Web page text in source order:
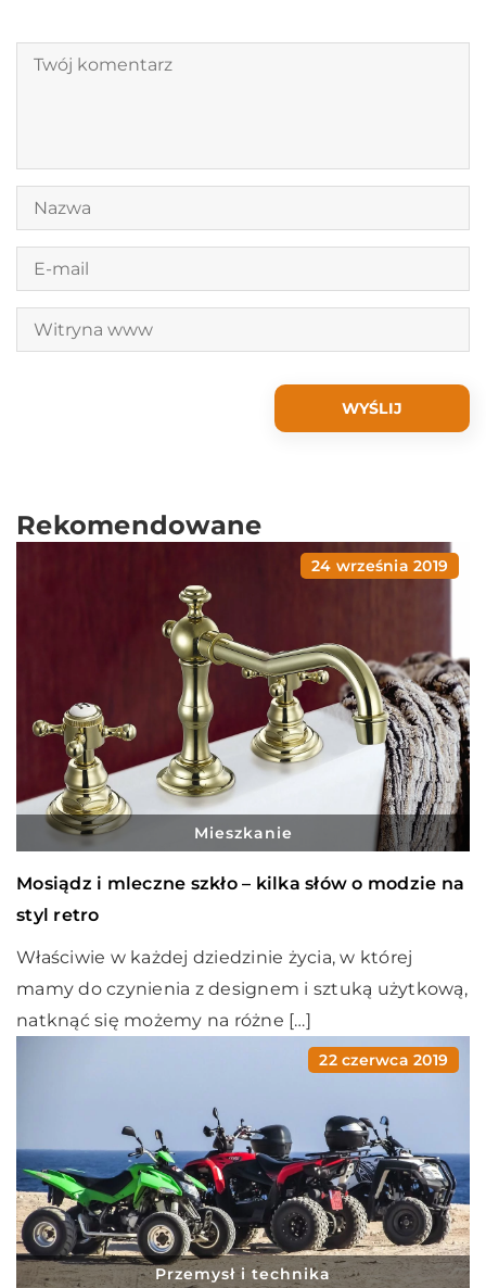
Rekomendowane
24 września 2019
Mieszkanie
Mosiądz i mleczne szkło – kilka słów o modzie na
styl retro
Właściwie w każdej dziedzinie życia, w której
mamy do czynienia z designem i sztuką użytkową,
natknąć się możemy na różne […]
22 czerwca 2019
Przemysł i technika